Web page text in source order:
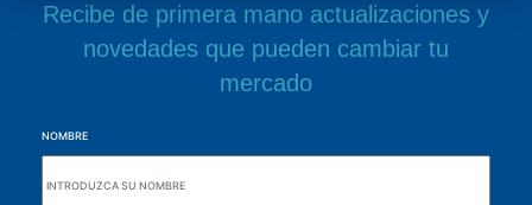
Recibe de primera mano actualizaciones y
novedades que pueden cambiar tu
mercado
NOMBRE